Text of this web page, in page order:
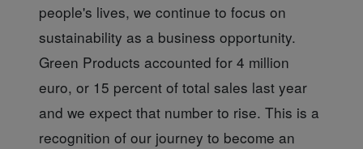
people's lives, we continue to focus on
sustainability as a business opportunity.
Green Products accounted for 4 million
euro, or 15 percent of total sales last year
and we expect that number to rise. This is a
recognition of our journey to become an